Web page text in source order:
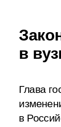
в
Глава
в